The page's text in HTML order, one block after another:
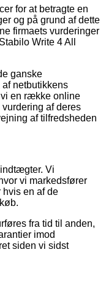
for at betragte en
og på grund af dette
firmaets vurderinger
Write 4 All
ganske
netbutikkens
vi en række online
af deres
af tilfredsheden
Vi
vi markedsfører
hvis en af de
fra tid til anden,
imod
siden vi sidst